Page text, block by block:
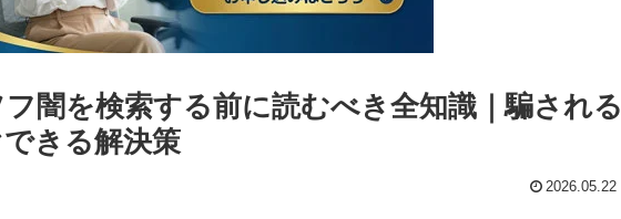
闇を検索する前に読むべき全知識｜騙される
きる解決策
2026.05.22